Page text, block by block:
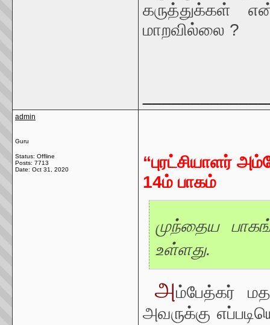
கருத்துக்கள்
மாறவில்லை ?
admin
Guru
Status: Offline
Posts: 7713
Date: Oct 31, 2020
“புரட்சியாளர்
14ம் பாகம்
முந்தைய
உள்ளது.
அம்பேத்கர்
அவருக்கு